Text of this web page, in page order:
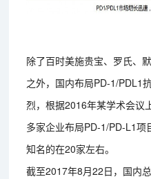
除了百时美施贵宝、罗氏、
之外，国内布局PD-1/PDL1
烈，根据2016年某学术会议
多家企业布局PD-1/PD-L1
知名的在20家左右。
截至2017年8月22日，国内